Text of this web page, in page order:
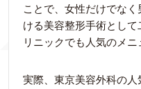
ことで、女性だけでな
ける美容整形手術とし
リニックでも人気のメニ
実際、東京美容外科の